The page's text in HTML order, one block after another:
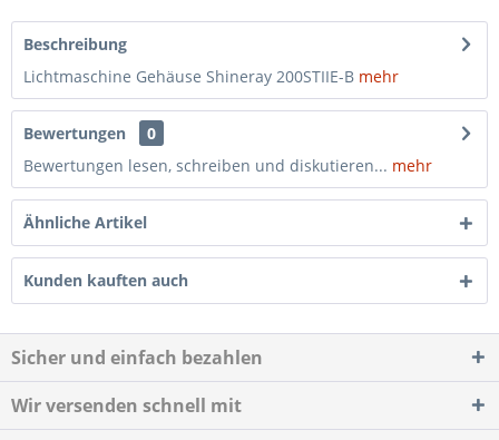
Beschreibung
Lichtmaschine Gehäuse Shineray 200STIIE-B mehr
Bewertungen
0
Bewertungen lesen, schreiben und diskutieren... mehr
Ähnliche Artikel
Kunden kauften auch
Sicher und einfach bezahlen
Wir versenden schnell mit